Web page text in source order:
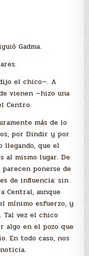
Gadma.
el chico—. A
vienen —hizo una
Centro.
más de lo
por Dindir y por
llegando, que el
al mismo lugar. De
ponerse de
de influencia: sin
Central, aunque
mínimo esfuerzo, y
Tal vez el chico
algo en el pozo que
En todo caso, nos